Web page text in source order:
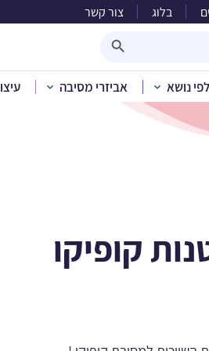
בלוג צור קשר
נושא אביזרי מסיבה
בית»קטלוג
קופיקו